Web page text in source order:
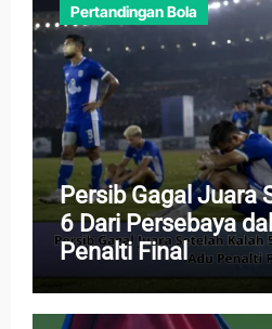
Pertandingan Bola
Persib Gagal Juara
6 Dari Persebaya
Penalti Final